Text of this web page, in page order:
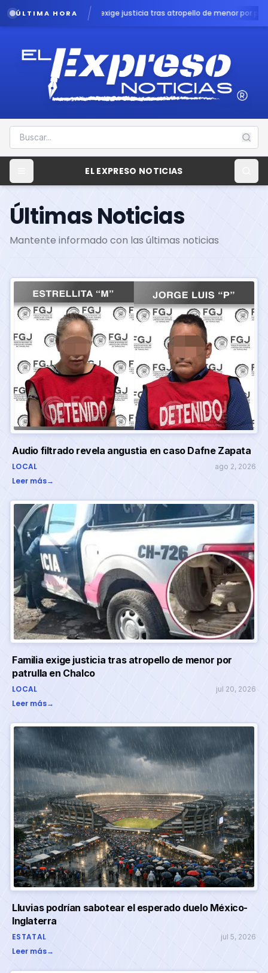
ÚLTIMA HORA
exige justicia tras atropello de menor por patrulla en Chalco Lluvias
EL EXPRESO NOTICIAS
Últimas Noticias
Mantente informado con las últimas noticias
Audio filtrado revela angustia en caso Dafne Zapata
LOCAL ago 2, 2026
Leer más→
Familia exige justicia tras atropello de menor por
patrulla en Chalco
LOCAL jul 20, 2026
Leer más→
Lluvias podrían sabotear el esperado duelo México-
Inglaterra
ESTATAL jul 5, 2026
Leer más→